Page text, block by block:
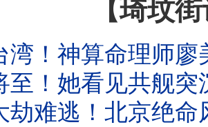
【琦玟
然2026下半年预言：凶象重叠“最危险月份”来袭！鬼月遇上“子午大冲”
突沉海底！10月中国惊天巨变！习近平大难来了：大地震震开中
命风水局彻底锁死习近平！4大凶煞引爆中国大劫：血旗倒